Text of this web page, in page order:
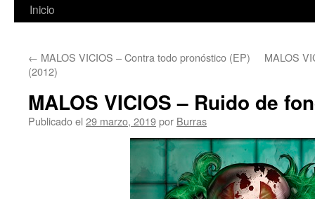
Inicio
← MALOS VICIOS – Contra todo pronóstico (EP)
(2012)
MALOS
MALOS VICIOS – Ruido de
Publicado el 29 marzo, 2019por Burras